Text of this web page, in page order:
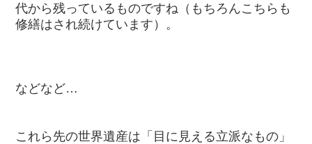
代から残っているものですね（もちろんこちらも
修繕はされ続けています）。
などなど…
これら先の世界遺産は「目に見える立派なもの」